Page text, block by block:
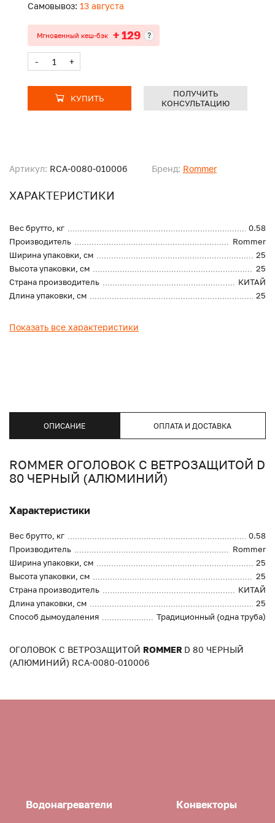
Артикул: RCA-0080-010006 Бренд: Rommer
ХАРАКТЕРИСТИКИ
Вес брутто, кг
0.58
Производитель
Rommer
Ширина упаковки, см
25
Высота упаковки, см
25
Страна производитель
КИТАЙ
Длина упаковки, см
25
Показать все характеристики
Самовывоз: 13 августа
Мгновенный кеш-бэк + 129 ?
- +
КУПИТЬ
ПОЛУЧИТЬ
КОНСУЛЬТАЦИЮ
ОПИСАНИЕ ОПЛАТА И ДОСТАВКА
ROMMER ОГОЛОВОК С ВЕТРОЗАЩИТОЙ D
80 ЧЕРНЫЙ (АЛЮМИНИЙ)
Характеристики
Вес брутто, кг
0.58
Производитель
Rommer
Ширина упаковки, см
25
Высота упаковки, см
25
Страна производитель
КИТАЙ
Длина упаковки, см
25
Способ дымоудаления
Традиционный (одна труба)
ОГОЛОВОК С ВЕТРОЗАЩИТОЙ ROMMER D 80 ЧЕРНЫЙ
(АЛЮМИНИЙ) RCA-0080-010006
Водонагреватели Конвекторы